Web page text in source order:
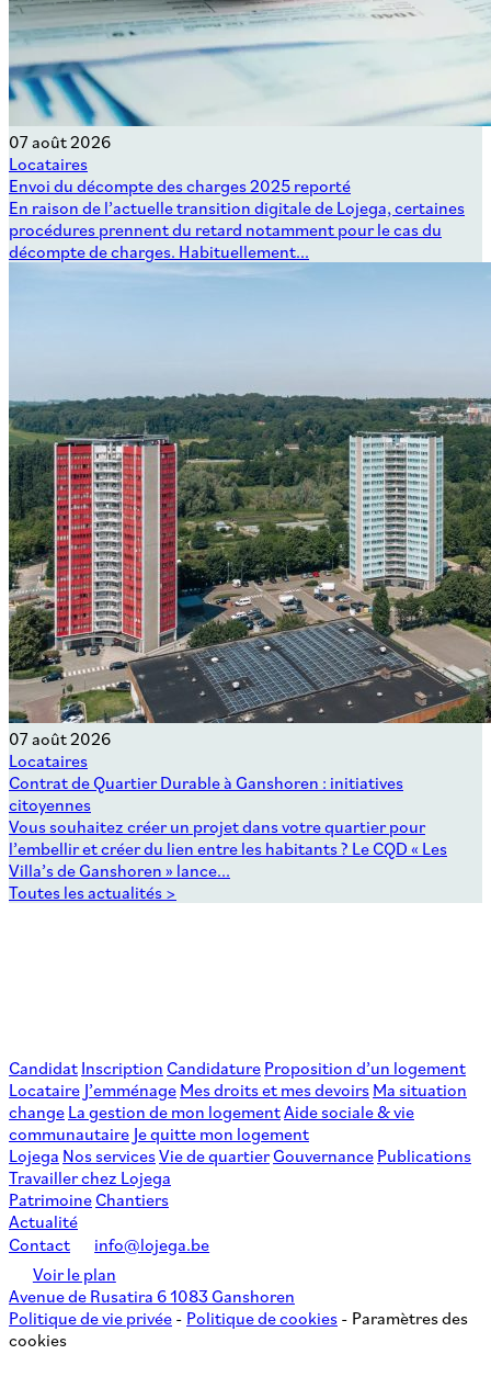
07 août 2026
Locataires
Envoi du décompte des charges 2025 reporté
En raison de l’actuelle transition digitale de Lojega, certaines
procédures prennent du retard notamment pour le cas du
décompte de charges. Habituellement...
07 août 2026
Locataires
Contrat de Quartier Durable à Ganshoren : initiatives
citoyennes
Vous souhaitez créer un projet dans votre quartier pour
l’embellir et créer du lien entre les habitants ? Le CQD « Les
Villa’s de Ganshoren » lance...
Toutes les actualités >
Candidat Inscription Candidature Proposition d’un logement
Locataire J’emménage Mes droits et mes devoirs Ma situation
change La gestion de mon logementAide sociale & vie
communautaire Je quitte mon logement
Lojega Nos servicesVie de quartierGouvernance Publications
Travailler chez Lojega
PatrimoineChantiers
Actualité
Contact
info@lojega.be
Voir le plan
Avenue de Rusatira 6 1083 Ganshoren
Politique de vie privée - Politique de cookies - Paramètres des
cookies